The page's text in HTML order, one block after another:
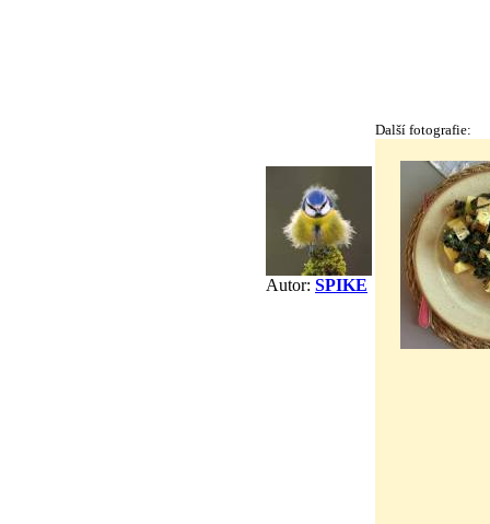
Autor: SPIKE
Další fotografie: